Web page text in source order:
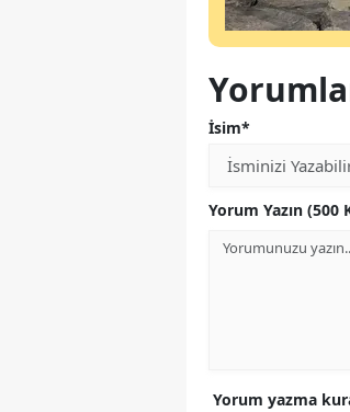
İsim*
Yorum Yazın (500
Yorum yazma